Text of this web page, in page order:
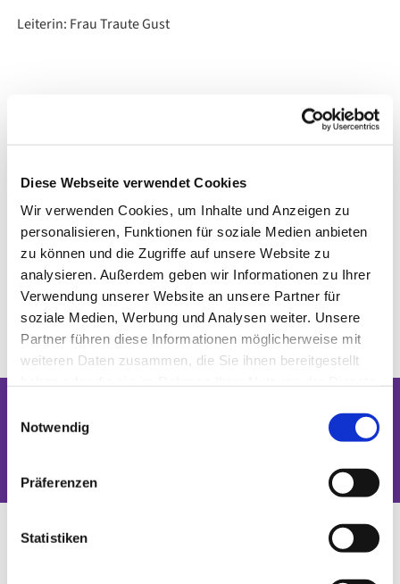
Diese Webseite verwendet Cookies
Wir verwenden Cookies, um Inhalte und Anzeigen zu
personalisieren, Funktionen für soziale Medien anbieten
zu können und die Zugriffe auf unsere Website zu
analysieren. Außerdem geben wir Informationen zu Ihrer
Verwendung unserer Website an unsere Partner für
soziale Medien, Werbung und Analysen weiter. Unsere
Partner führen diese Informationen möglicherweise mit
weiteren Daten zusammen, die Sie ihnen bereitgestellt
Notwendig
Präferenzen
Statistiken
Leiterin: Frau Traute Gust
Dies könnte Sie auch interessieren